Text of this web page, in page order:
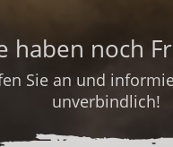
haben noch
Sie an und
unverbindlich!